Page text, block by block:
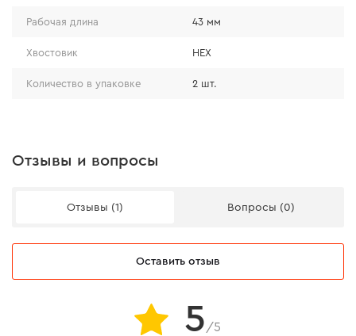
уменьшает трение между сверлом и материалом,
снижая нагрев во время работы, способствует
ее налипания, и предотвращает закупорку канавок.
Рабочая длина 43 мм
Хвостовик HEX
Количество в упаковке 2 шт.
Отзывы и вопросы
Отзывы (1) Вопросы (0)
Оставить отзыв
5 /5